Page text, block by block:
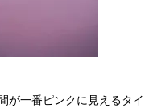
が一番ピンクに見えるタイ